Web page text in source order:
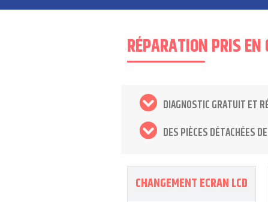
RÉPARATION PRIS
DIAGNOSTIC GRATUIT ET
DES PIÈCES DÉTACHÉES
CHANGEMENT ECRAN LCD